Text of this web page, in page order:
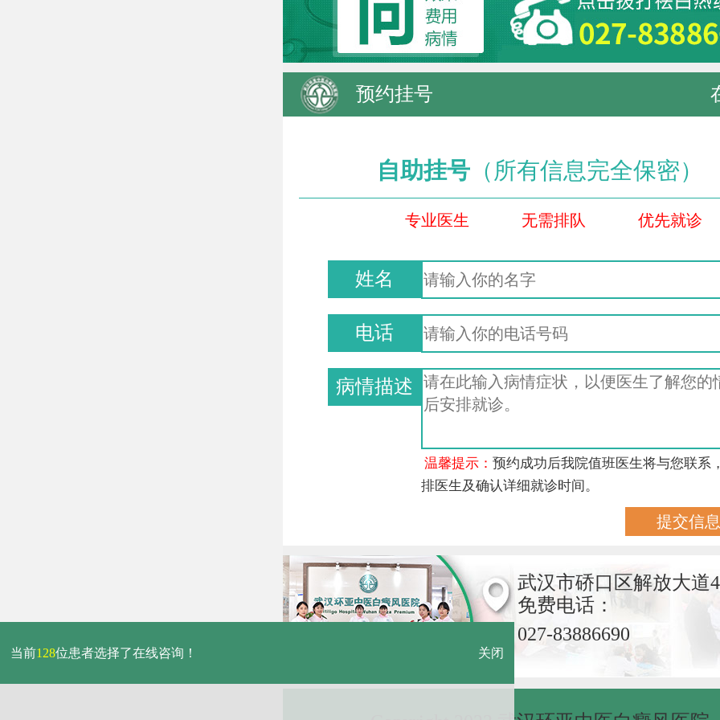
预约挂号
自助挂号 （所有信息完全保密）
专业医生 无需排队 优先就诊
姓名
电话
病情描述
温馨提示：预约成功后我院值班医生将与您联系
排医生及确认详细就诊时间。
武汉市硚口区解放大道
免费电话：
027-83886690
当前128位患者选择了在线咨询！ 关闭